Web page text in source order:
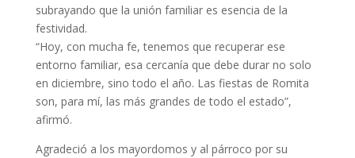
subrayando que la unión familiar es esencia de la
festividad.
“Hoy, con mucha fe, tenemos que recuperar ese
entorno familiar, esa cercanía que debe durar no solo
en diciembre, sino todo el año. Las fiestas de Romita
son, para mí, las más grandes de todo el estado”,
afirmó.
Agradeció a los mayordomos y al párroco por su